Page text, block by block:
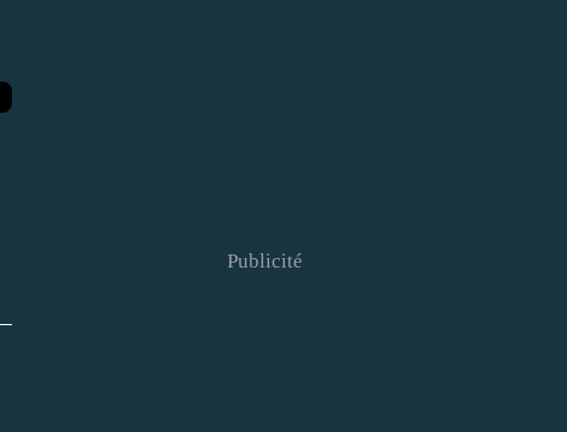
Publicité